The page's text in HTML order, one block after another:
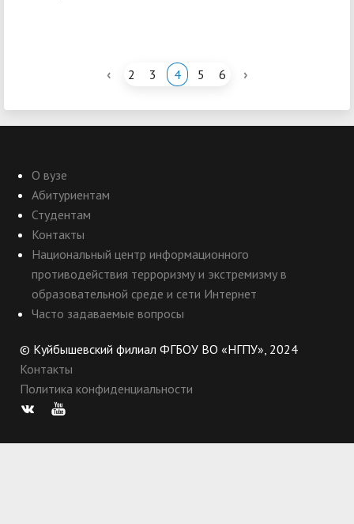
‹ 2 3 4 5 6 ›
О вузе
Абитуриентам
Студентам
Контакты
Национальный центр информационного
противодействия терроризму и экстремизму в
образовательной среде и сети Интернет
Часто задаваемые вопросы
© Куйбышевский филиал ФГБОУ ВО «НГПУ», 2024
Контакты
Политика конфиденциальности